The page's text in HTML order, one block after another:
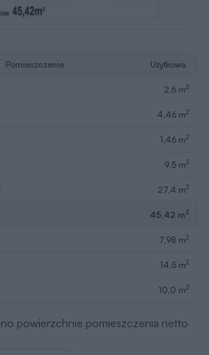
Pomieszczenie Użytkowa
2,6 m2
4,46 m2
1,46 m2
9,5 m2
27,4 m2
45,42 m2
7,98 m2
14,5 m2
10,0 m2
powierzchnie pomieszczenia netto